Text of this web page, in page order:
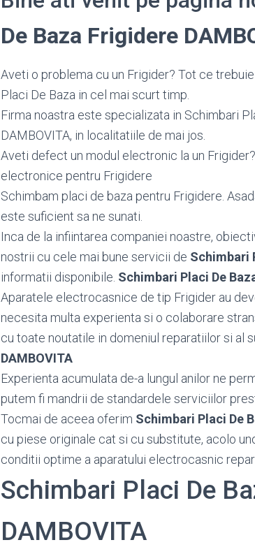
De Baza Frigidere
Aveti o problema cu un Frigider? Tot ce
Placi De Baza in cel mai scurt timp.
Firma noastra este specializata in Schimbari
DAMBOVITA, in localitatiile de mai jos.
Aveti defect un modul electronic la un
electronice pentru Frigidere
Schimbam placi de baza pentru Frigidere.
este suficient sa ne sunati.
Inca de la infiintarea companiei noastre,
nostrii cu cele mai bune servicii de Schimbari
informatii disponibile. Schimbari Placi De
Aparatele electrocasnice de tip Frigider au
necesita multa experienta si o colaborare
cu toate noutatile in domeniul reparatiilor si al
DAMBOVITA
Experienta acumulata de-a lungul anilor ne
putem fi mandrii de standardele serviciilor
Tocmai de aceea oferim Schimbari Placi De
cu piese originale cat si cu substitute, acolo
conditii optime a aparatului electrocasnic
Schimbari Placi De
DAMBOVITA